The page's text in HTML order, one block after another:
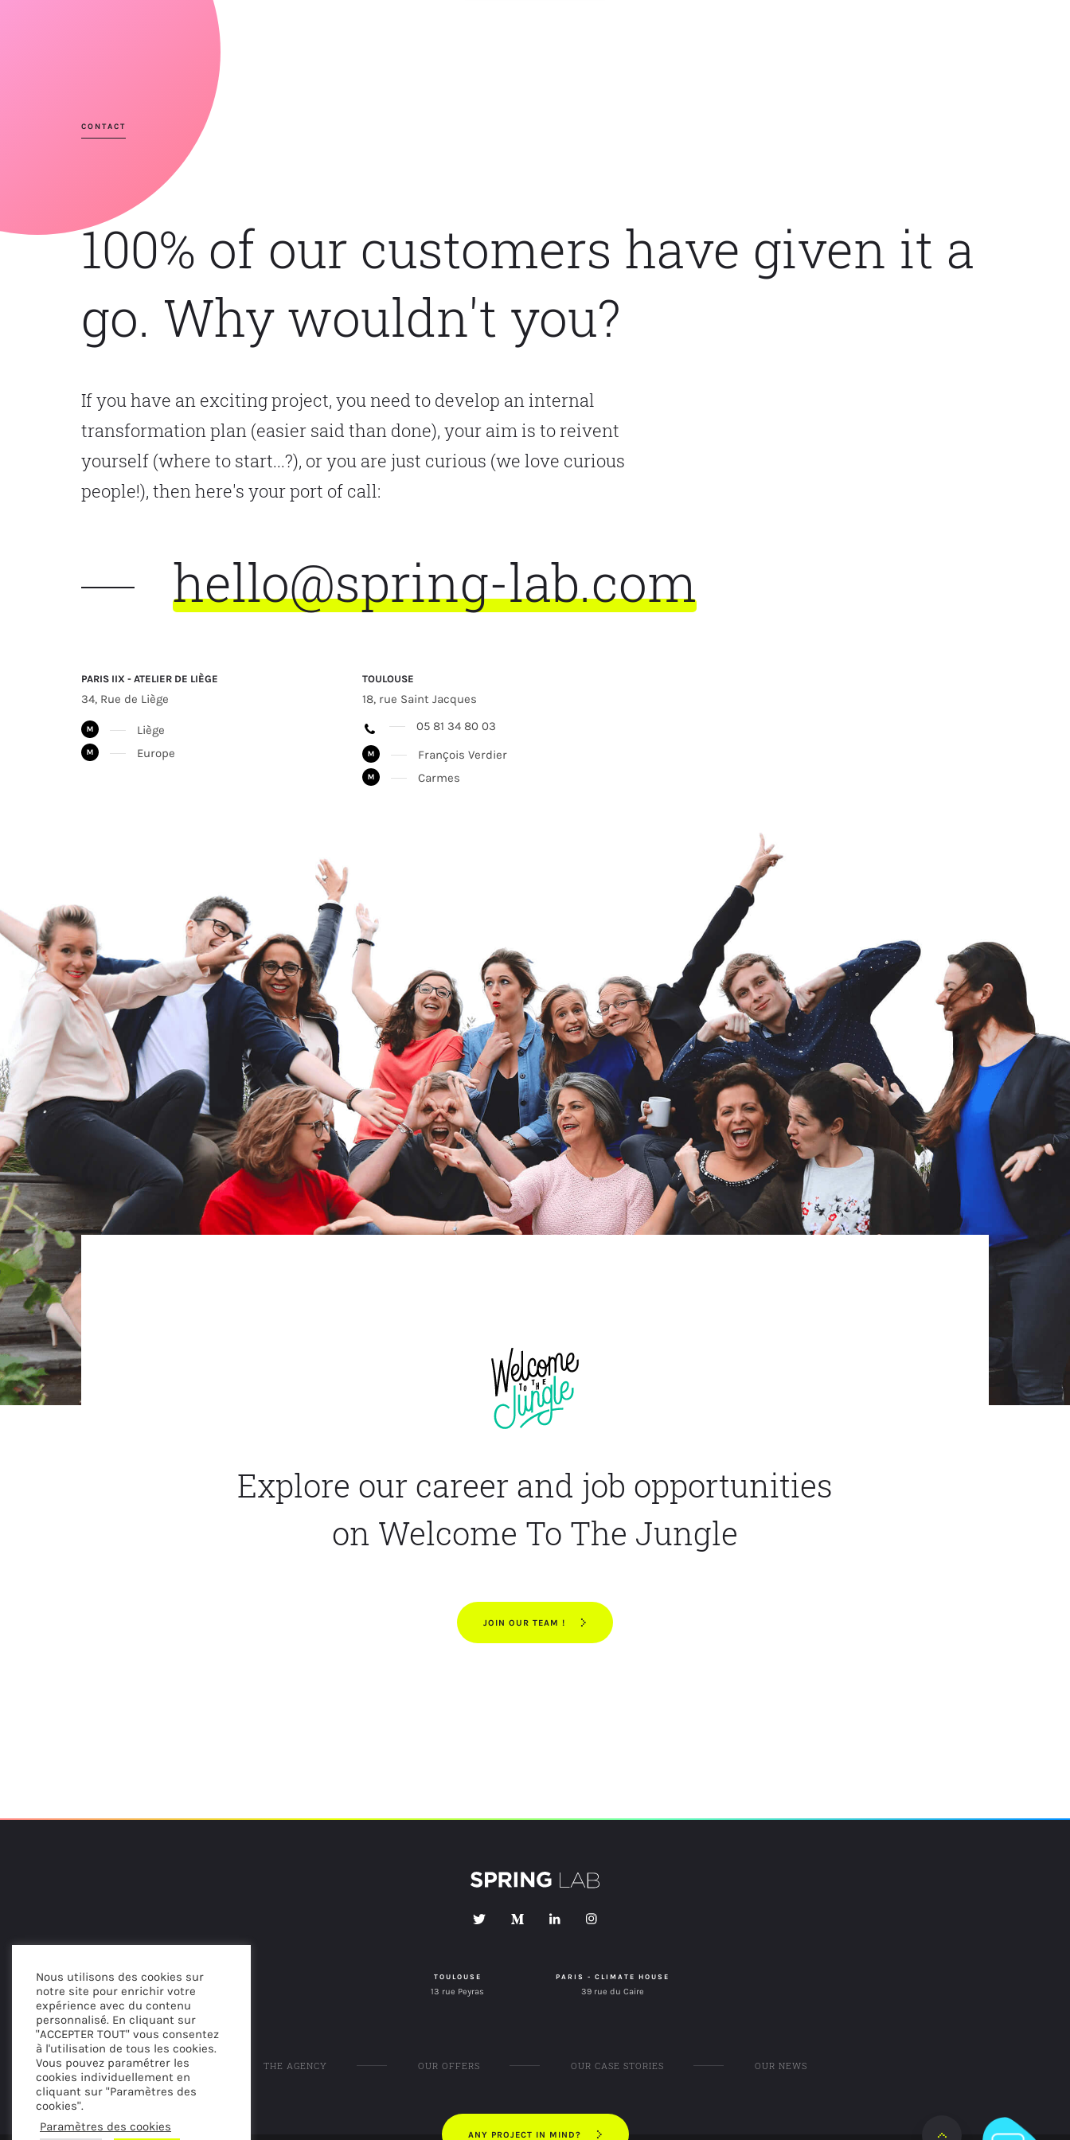
CONTACT
100% of our customers have given it a
go. Why wouldn't you?
If you have an exciting project, you need to develop an internal
transformation plan (easier said than done), your aim is to reivent
yourself (where to start...?), or you are just curious (we love curious
people!), then here's your port of call:
hello@spring-lab.com
PARIS IIX - ATELIER DE LIÈGE
34, Rue de Liège
Liège
Europe
TOULOUSE
18, rue Saint Jacques
05 81 34 80 03
François Verdier
Carmes
Explore our career and job opportunities
on Welcome To The Jungle
JOIN OUR TEAM !
TOULOUSE
13 rue Peyras
PARIS - CLIMATE HOUSE
39 rue du Caire
THE AGENCY OUR OFFERS OUR CASE STORIES OUR NEWS
ANY PROJECT IN MIND?
Scroll to top
Nous utilisons des cookies sur
notre site pour enrichir votre
expérience avec du contenu
personnalisé. En cliquant sur
"ACCEPTER TOUT" vous consentez
à l'utilisation de tous les cookies.
Vous pouvez paramétrer les
cookies individuellement en
cliquant sur "Paramètres des
cookies".
Paramètres des cookies